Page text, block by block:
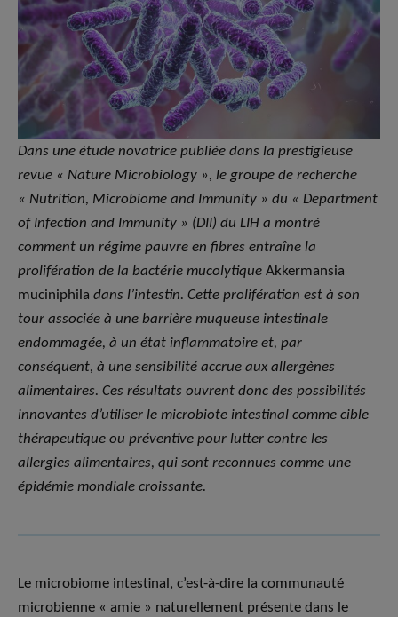
Dans une étude novatrice publiée dans la prestigieuse
revue « Nature Microbiology », le groupe de recherche
« Nutrition, Microbiome and Immunity » du « Department
of Infection and Immunity » (DII) du LIH a montré
comment un régime pauvre en fibres entraîne la
prolifération de la bactérie mucolytique Akkermansia
muciniphila dans l’intestin. Cette prolifération est à son
tour associée à une barrière muqueuse intestinale
endommagée, à un état inflammatoire et, par
conséquent, à une sensibilité accrue aux allergènes
alimentaires. Ces résultats ouvrent donc des possibilités
innovantes d’utiliser le microbiote intestinal comme cible
thérapeutique ou préventive pour lutter contre les
allergies alimentaires, qui sont reconnues comme une
épidémie mondiale croissante.
Le microbiome intestinal, c’est-à-dire la communauté
microbienne « amie » naturellement présente dans le